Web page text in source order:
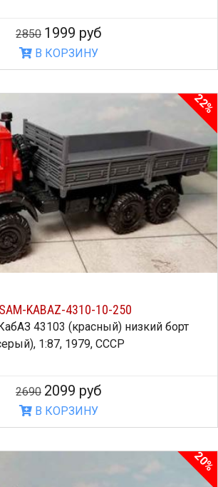
2850 1999 руб
В КОРЗИНУ
KABAZ-4310-10-250
43103 (красный) низкий борт
1:87, 1979, СССР
22%
2690 2099 руб
В КОРЗИНУ
20%